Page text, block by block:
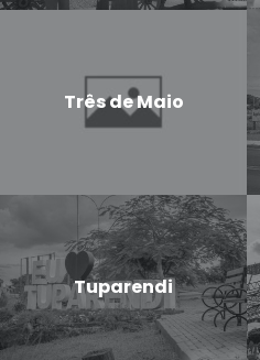
Três de Maio
Tuparendi